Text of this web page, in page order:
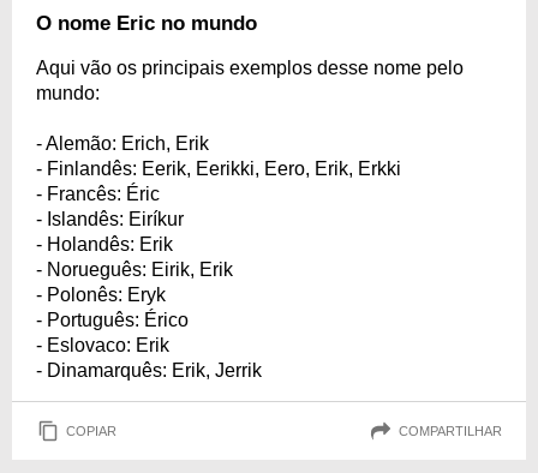
O nome Eric no mundo
Aqui vão os principais exemplos desse nome pelo
mundo:
- Alemão: Erich, Erik
- Finlandês: Eerik, Eerikki, Eero, Erik, Erkki
- Francês: Éric
- Islandês: Eiríkur
- Holandês: Erik
- Norueguês: Eirik, Erik
- Polonês: Eryk
- Português: Érico
- Eslovaco: Erik
- Dinamarquês: Erik, Jerrik
COPIAR COMPARTILHAR